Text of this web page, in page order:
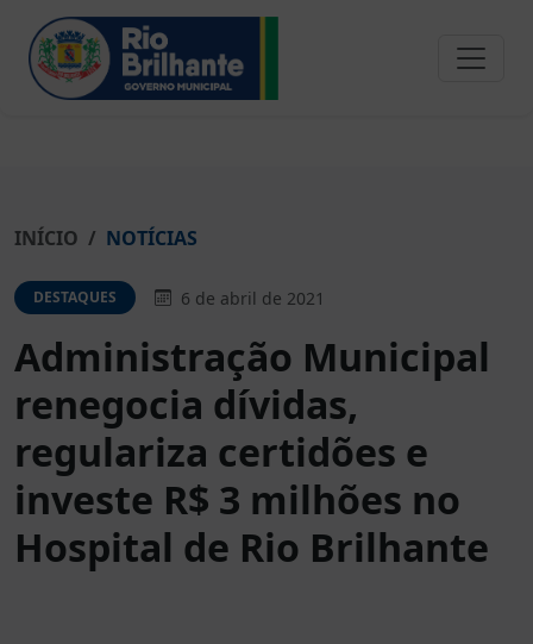
INÍCIO NOTÍCIAS
DESTAQUES 6 de abril de 2021
Administração Municipal
renegocia dívidas,
regulariza certidões e
investe R$ 3 milhões no
Hospital de Rio Brilhante